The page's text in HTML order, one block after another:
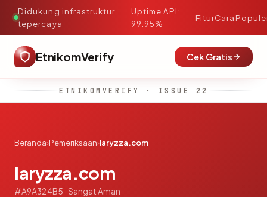
Didukung infrastruktur
tepercaya
·
Uptime API:
99.95%
FiturCara
EtnikomVerify Cek Gratis
ETNIKOMVERIFY · ISSUE 22
Beranda›Pemeriksaan›laryzza.com
laryzza.com
#A9A324B5 · Sangat Aman